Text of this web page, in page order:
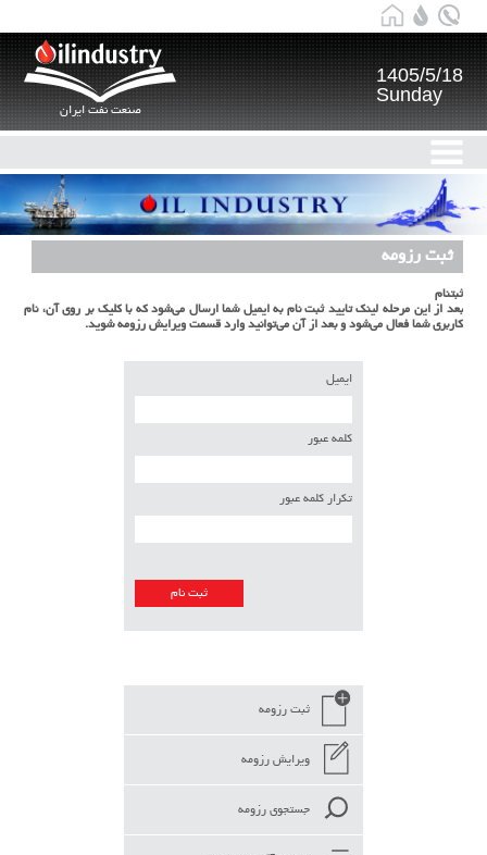
صنعت نفت ایران
1405/5/18
Sunday
ثبت رزومه
ثبتنام
بعد از این مرحله لینک تایید ثبت نام به ایمیل شما ارسال می‌شود که با کلیک بر روی آن، نام
کاربری شما فعال می‌شود و بعد از آن می‌توانید وارد قسمت ویرایش رزومه شوید.
ایمیل
کلمه عبور
تکرار کلمه عبور
ثبت رزومه
ویرایش رزومه
جستجوی رزومه